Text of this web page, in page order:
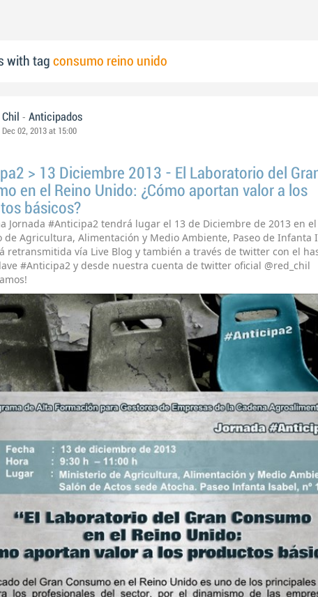
with tag consumo reino unido
Chil - Anticipados
Dec 02, 2013 at 15:00
> 13 Diciembre 2013 - El Laboratorio del
en el Reino Unido: ¿Cómo aportan valor a los
básicos?
Jornada #Anticipa2 tendrá lugar el 13 de Diciembre de 2013 en el
de Agricultura, Alimentación y Medio Ambiente, Paseo de Infanta
retransmitida vía Live Blog y también a través de twitter con el
#Anticipa2 y desde nuestra cuenta de twitter oficial @red_chil